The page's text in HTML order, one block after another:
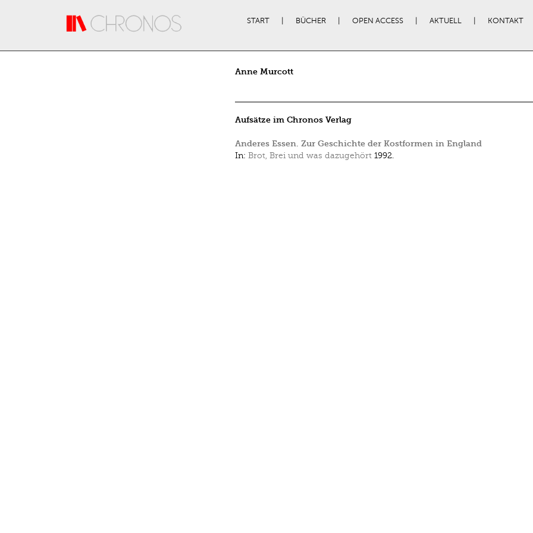
START BÜCHER OPEN ACCESS AKTUELL KONTAKT
Anne Murcott
Aufsätze im Chronos Verlag
Anderes Essen. Zur Geschichte der Kostformen in England
In: Brot, Brei und was dazugehört 1992.